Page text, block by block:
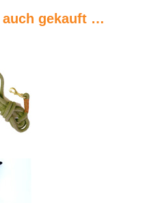
auch gekauft …